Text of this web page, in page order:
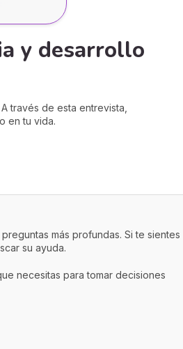
y desarrollo
través de esta entrevista,
en tu vida.
más profundas. Si te sientes
su ayuda.
necesitas para tomar decisiones